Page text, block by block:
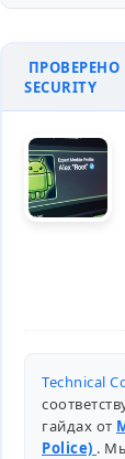
ПРОВЕРЕНО
SECURITY
Technical
гайдах от
Police) .